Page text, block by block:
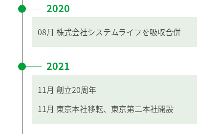
2020
08月 株式会社システムライフを吸収合併
2021
11月 創立20周年
11月 東京本社移転、東京第二本社開設